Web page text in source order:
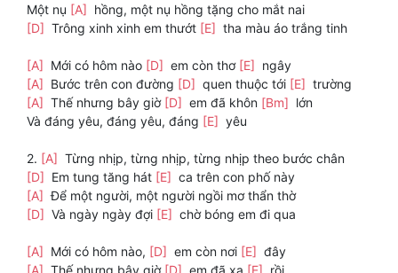
Một nụ [A] hồng, một nụ hồng tặng cho mắt nai
[D] Trông xinh xinh em thướt [E] tha màu áo trắng tinh
[A] Mới có hôm nào [D] em còn thơ [E] ngây
[A] Bước trên con đường [D] quen thuộc tới [E] trường
[A] Thế nhưng bây giờ [D] em đã khôn [Bm] lớn
Và đáng yêu, đáng yêu, đáng [E] yêu
2. [A] Từng nhịp, từng nhịp, từng nhịp theo bước chân
[D] Em tung tăng hát [E] ca trên con phố này
[A] Để một người, một người ngồi mơ thẩn thờ
[D] Và ngày ngày đợi [E] chờ bóng em đi qua
[A] Mới có hôm nào, [D] em còn nơi [E] đây